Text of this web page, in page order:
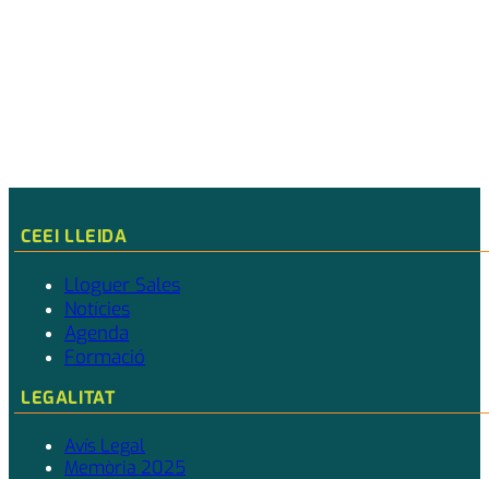
CEEI LLEIDA
Lloguer Sales
Notícies
Agenda
Formació
LEGALITAT
Avís Legal
Memòria 2025